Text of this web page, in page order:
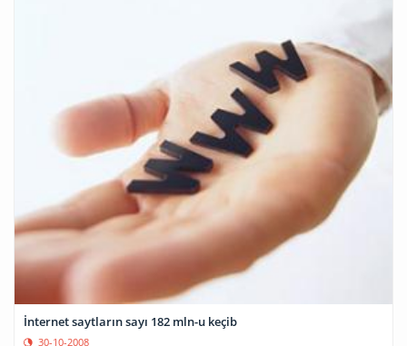
İnternet saytların sayı 182 mln-u keçib
30-10-2008